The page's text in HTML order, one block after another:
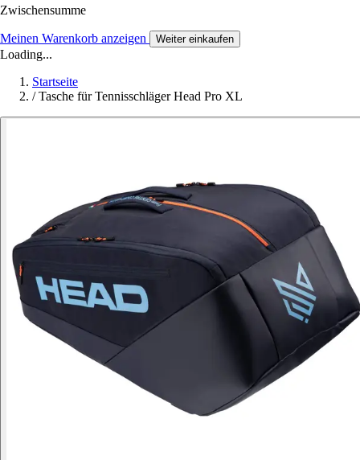
Zwischensumme
Meinen Warenkorb anzeigen Weiter einkaufen
Loading...
Startseite
/ Tasche für Tennisschläger Head Pro XL